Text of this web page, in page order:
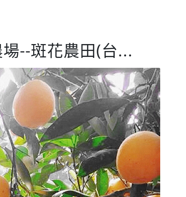
--斑花農田(台...